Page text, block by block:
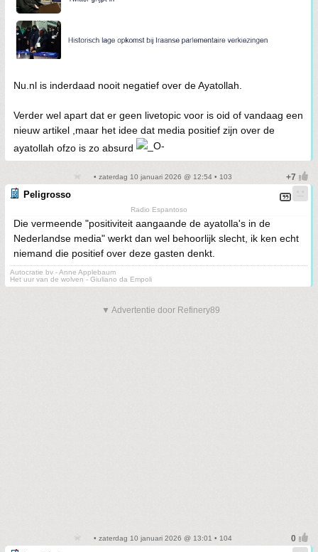
Nu.nl is inderdaad nooit negatief over de Ayatollah.
Verder wel apart dat er geen livetopic voor is oid of vandaag een
nieuw artikel ,maar het idee dat media positief zijn over de
ayatollah ofzo is zo absurd
• zaterdag 10 januari 2026 @ 12:54 • 103
Peligrosso
Radio Espantoso
Die vermeende "positiviteit aangaande de ayatolla's in de
Nederlandse media" werkt dan wel behoorlijk slecht, ik ken echt
niemand die positief over deze gasten denkt.
Autocratie bv - Anne Applebaum
Het uur van de wolven - Giuliano da Empoli
▼ Advertentie door Refinery89
• zaterdag 10 januari 2026 @ 13:01 • 104